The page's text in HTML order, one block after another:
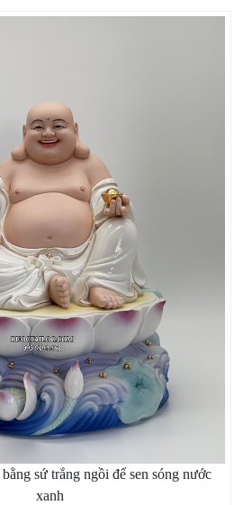
sứ trắng ngồi đế sen sóng nước
xanh